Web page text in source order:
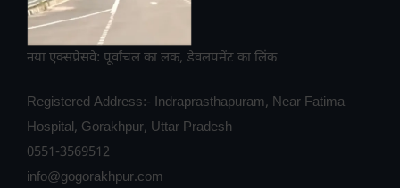
नया एक्सप्रेसवे: पूर्वांचल का लक, डेवलपमेंट का लिंक
Registered Address:- Indraprasthapuram, Near Fatima
Hospital, Gorakhpur, Uttar Pradesh
0551-3569512
info@gogorakhpur.com